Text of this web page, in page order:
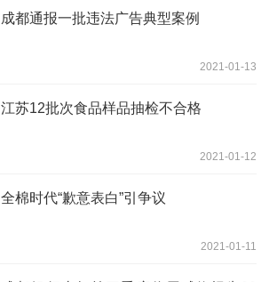
成都通报一批违法广告典型案例
2021-01-13
江苏12批次食品样品抽检不合格
2021-01-12
全棉时代“歉意表白”引争议
2021-01-11